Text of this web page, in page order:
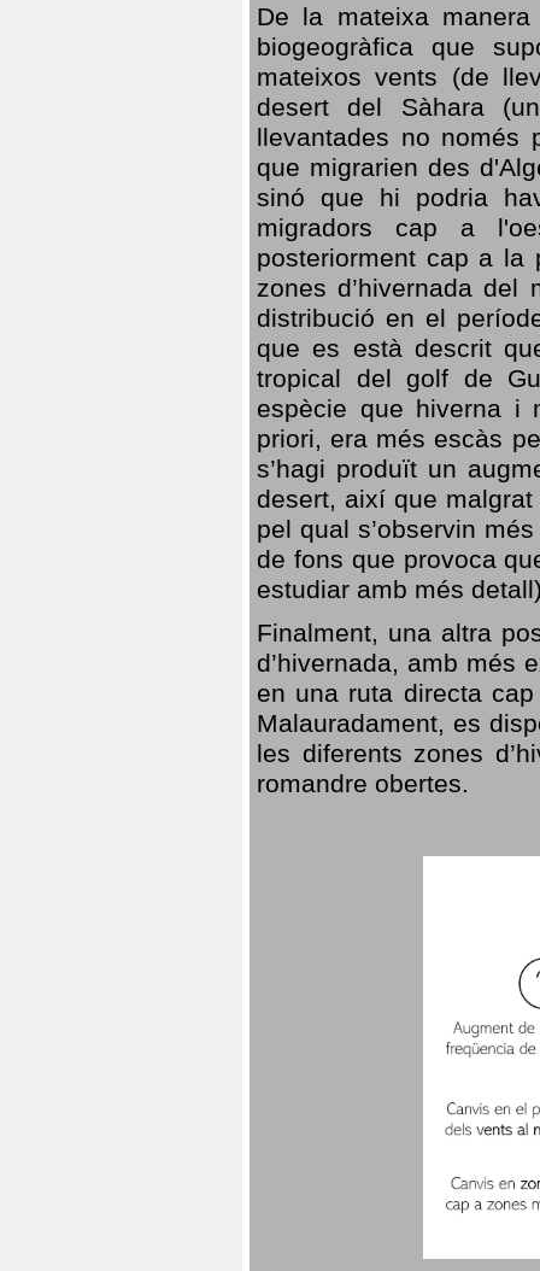
De la mateixa
biogeogràfica que
mateixos vents (de
desert del Sàhara
llevantades no només
que migrarien des
sinó que hi podria
migradors cap a
posteriorment cap a la
zones d’hivernada
distribució en el
que es està descrit
tropical del golf de
espècie que hiverna i
priori, era més escàs
s’hagi produït un
desert, així que
pel qual s’observin
de fons que provoca
estudiar amb més
Finalment, una altra
d’hivernada, amb més
en una ruta directa
Malauradament, es
les diferents zones
romandre obertes.